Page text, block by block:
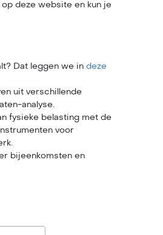
deze website en kun je
Dat leggen we in deze
uit verschillende
analyse.
fysieke belasting met de
voor
bijeenkomsten en